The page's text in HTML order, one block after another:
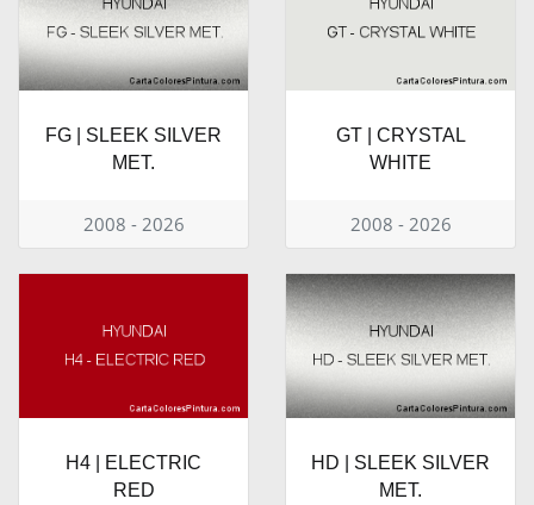
FG | SLEEK SILVER
MET.
2008 - 2026
GT | CRYSTAL
WHITE
2008 - 2026
H4 | ELECTRIC
RED
HD | SLEEK SILVER
MET.